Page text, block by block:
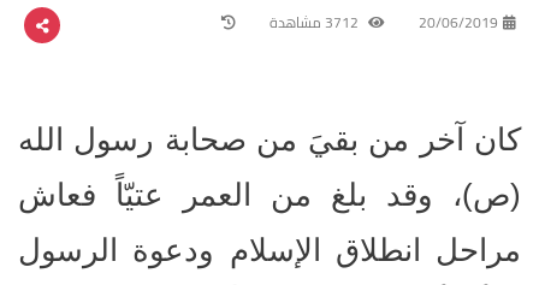
20/06/2019
كان آخر من بقيَ من صحابة رسول الله
(ص)، وقد بلغ من العمر عتيّاً فعاش
مراحل انطلاق الإسلام ودعوة الرسول